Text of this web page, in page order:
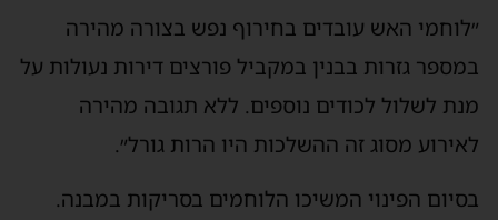
האש עובדים בחירוף נפש בצורה מהירה
גזרות בבנין במקביל פורצים דירות נעולות על
לשלול לכודים נוספים. ללא תגובה מהירה
מסוג זה ההשלכות היו הרות גורל״.
הפינוי המשיכו הלוחמים בסריקות במבנה.